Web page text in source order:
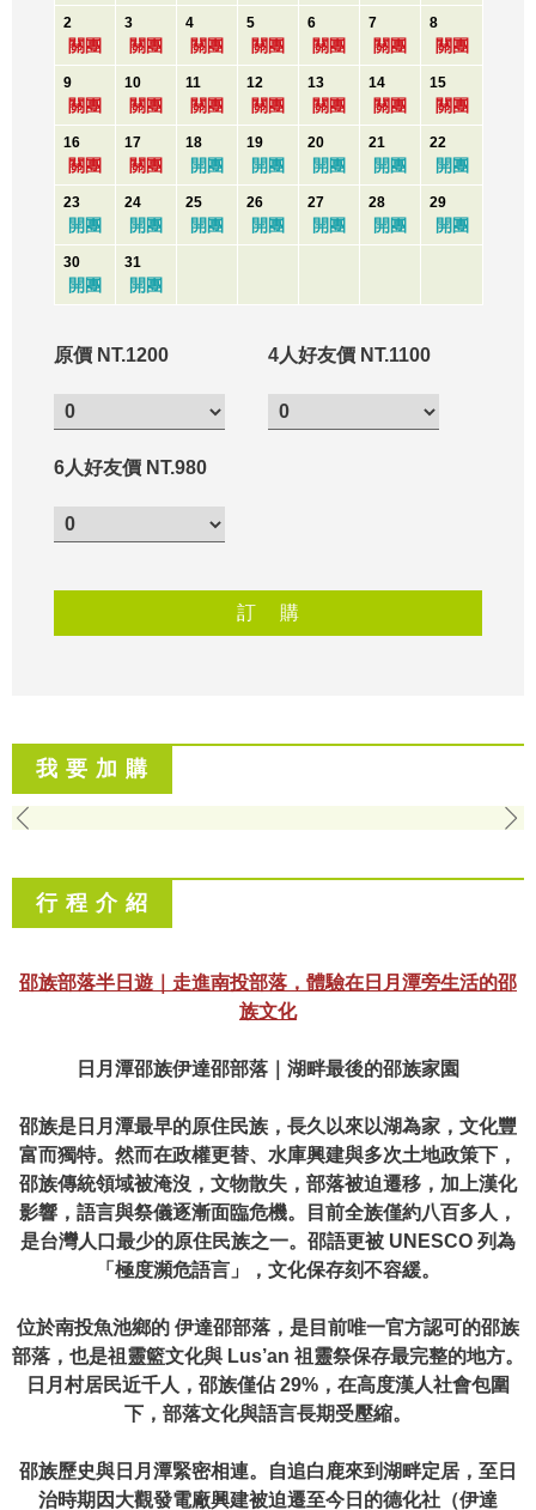
2
關團
3
關團
4
關團
5
關團
6
關團
7
關團
8
關團
9
關團
10
關團
11
關團
12
關團
13
關團
14
關團
15
關團
16
關團
17
關團
18
開團
19
開團
20
開團
21
開團
22
開團
23
開團
24
開團
25
開團
26
開團
27
開團
28
開團
29
開團
30
開團
31
開團
原價 NT.1200 4人好友價 NT.1100
6人好友價 NT.980
我 要 加 購
行 程 介 紹
邵族部落半日遊｜走進南投部落，體驗在日月潭旁生活的邵
族文化
日月潭邵族伊達邵部落｜湖畔最後的邵族家園
邵族是日月潭最早的原住民族，長久以來以湖為家，文化豐
富而獨特。然而在政權更替、水庫興建與多次土地政策下，
邵族傳統領域被淹沒，文物散失，部落被迫遷移，加上漢化
影響，語言與祭儀逐漸面臨危機。目前全族僅約八百多人，
是台灣人口最少的原住民族之一。邵語更被 UNESCO 列為
「極度瀕危語言」，文化保存刻不容緩。
位於南投魚池鄉的 伊達邵部落，是目前唯一官方認可的邵族
部落，也是祖靈籃文化與 Lus’an 祖靈祭保存最完整的地方。
日月村居民近千人，邵族僅佔 29%，在高度漢人社會包圍
下，部落文化與語言長期受壓縮。
邵族歷史與日月潭緊密相連。自追白鹿來到湖畔定居，至日
治時期因大觀發電廠興建被迫遷至今日的德化社（伊達